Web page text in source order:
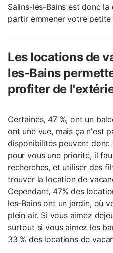
Salins-les-Bains est donc
partir emmener votre petite
Les locations de
les-Bains
profiter de
Certaines, 47 %, ont un
ont une vue, mais ça n'est
disponibilités peuvent donc
pour vous une priorité, il
recherches, et utiliser des
trouver la location de
Cependant, 47% des
les-Bains ont un jardin, où
plein air. Si vous aimez
surtout si vous aimez les
33 % des locations de